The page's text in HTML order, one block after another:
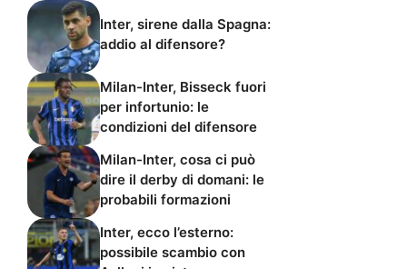
Inter, sirene dalla Spagna:
addio al difensore?
Milan-Inter, Bisseck fuori
per infortunio: le
condizioni del difensore
Milan-Inter, cosa ci può
dire il derby di domani: le
probabili formazioni
Inter, ecco l’esterno:
possibile scambio con